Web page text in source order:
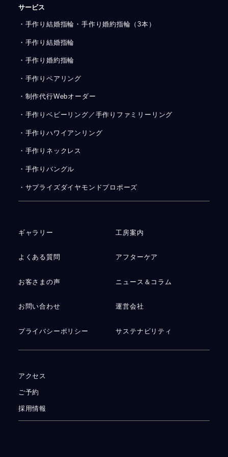
サービス
・手作り結婚指輪・手作り婚約指輪（3本）
・手作り結婚指輪
・手作り婚約指輪
・手作りペアリング
・制作代行Webオーダー
・手作りベビーリング／手作りファミリーリング
・手作りハワイアンリング
・手作りネックレス
・手作りバングル
・サプライズダイヤモンドプロポーズ
ギャラリー 工房案内
よくある質問 アフターケア
お客さまの声 ニュース＆コラム
お問い合わせ 運営会社
プライバシーポリシー サステナビリティ
アクセス
ご予約
採用情報